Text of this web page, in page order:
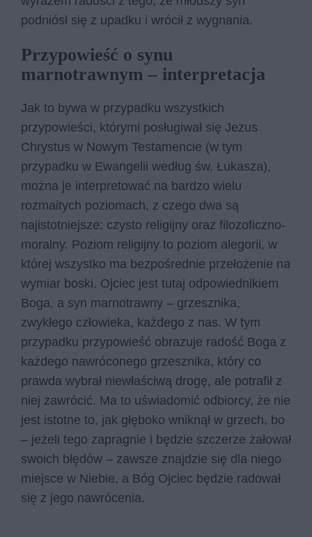
podniósł się z upadku i wrócił z wygnania.
Przypowieść o synu
marnotrawnym – interpretacja
Jak to bywa w przypadku wszystkich
przypowieści, którymi posługiwał się Jezus
Chrystus w Nowym Testamencie (w tym
przypadku w Ewangelii według św. Łukasza),
można je interpretować na bardzo wielu
rozmaitych poziomach, z czego dwa są
najistotniejsze: czysto religijny oraz filozoficzno-
moralny. Poziom religijny to poziom alegorii, w
której wszystko ma bezpośrednie przełożenie na
wymiar boski. Ojciec jest tutaj odpowiednikiem
Boga, a syn marnotrawny – grzesznika,
zwykłego człowieka, każdego z nas. W tym
przypadku przypowieść obrazuje radość Boga z
każdego nawróconego grzesznika, który co
prawda wybrał niewłaściwą drogę, ale potrafił z
niej zawrócić. Ma to uświadomić odbiorcy, że nie
jest istotne to, jak głęboko wniknął w grzech, bo
– jeżeli tego zapragnie i będzie szczerze żałował
swoich błędów – zawsze znajdzie się dla niego
miejsce w Niebie, a Bóg Ojciec będzie radował
się z jego nawrócenia.